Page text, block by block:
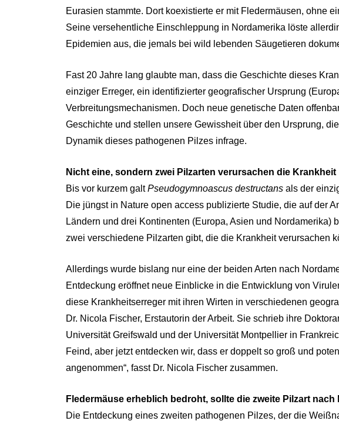
Eurasien stammte. Dort koexistierte er mit Fledermäusen, ohne
Seine versehentliche Einschleppung in Nordamerika löste
Epidemien aus, die jemals bei wild lebenden Säugetieren
Fast 20 Jahre lang glaubte man, dass die Geschichte dieses
einziger Erreger, ein identifizierter geografischer Ursprung
Verbreitungsmechanismen. Doch neue genetische Daten
Geschichte und stellen unsere Gewissheit über den Ursprung,
Dynamik dieses pathogenen Pilzes infrage.
Nicht eine, sondern zwei Pilzarten verursachen die Krankheit
Bis vor kurzem galtPseudogymnoascus destructans als der
Die jüngst in Nature open access publizierte Studie, die auf der
Ländern und drei Kontinenten (Europa, Asien und Nordamerika)
zwei verschiedene Pilzarten gibt, die die Krankheit verursachen
Allerdings wurde bislang nur eine der beiden Arten nach
Entdeckung eröffnet neue Einblicke in die Entwicklung von
diese Krankheitserreger mit ihren Wirten in verschiedenen
Dr. Nicola Fischer, Erstautorin der Arbeit. Sie schrieb ihre
Universität Greifswald und der Universität Montpellier in
Feind, aber jetzt entdecken wir, dass er doppelt so groß und
angenommen“, fasst Dr. Nicola Fischer zusammen.
Fledermäuse erheblich bedroht, sollte die zweite Pilzart
Die Entdeckung eines zweiten pathogenen Pilzes, der die